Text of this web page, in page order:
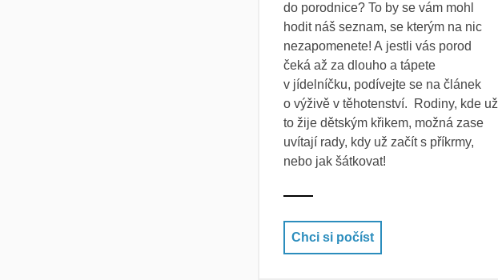
do porodnice? To by se vám mohl
hodit náš seznam, se kterým na nic
nezapomenete! A jestli vás porod
čeká až za dlouho a tápete
v jídelníčku, podívejte se na článek
o výživě v těhotenství. Rodiny, kde už
to žije dětským křikem, možná zase
uvítají rady, kdy už začít s příkrmy,
nebo jak šátkovat!
Chci si počíst